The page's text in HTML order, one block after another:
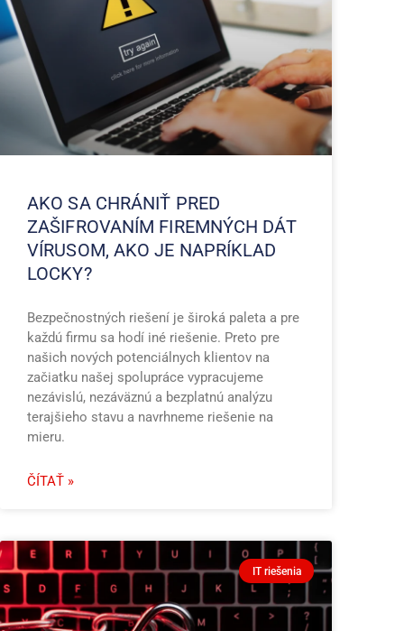
AKO SA CHRÁNIŤ PRED
ZAŠIFROVANÍM FIREMNÝCH DÁT
VÍRUSOM, AKO JE NAPRÍKLAD
LOCKY?
Bezpečnostných riešení je široká paleta a pre
každú firmu sa hodí iné riešenie. Preto pre
našich nových potenciálnych klientov na
začiatku našej spolupráce vypracujeme
nezávislú, nezáväznú a bezplatnú analýzu
terajšieho stavu a navrhneme riešenie na
mieru.
ČÍTAŤ »
IT riešenia